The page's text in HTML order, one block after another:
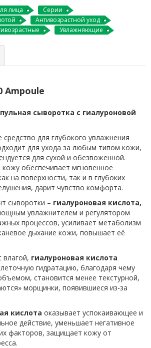
лица
Серии
Антивозрастной уход
Увлажняющие
Ampoule
сыворотка с гиалуроновой
для глубокого увлажнения
для ухода за любым типом кожи,
для сухой и обезвоженной.
кожу обеспечивает мгновенное
на поверхности, так и в глубоких
дарит чувство комфорта.
сыворотки – гиалуроновая кислота,
увлажнителем и регулятором
процессов, усиливает метаболизм
дыхание кожи, повышает её
гиалуроновая кислота
гидратацию, благодаря чему
становится менее текстурной,
морщинки, появившиеся из-за
кислота оказывает успокаивающее и
действие, уменьшает негативное
факторов, защищает кожу от